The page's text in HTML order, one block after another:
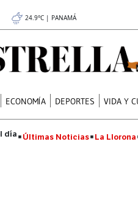
24.9°C | PANAMÁ
ECONOMÍA DEPORTES VIDA Y
Últimas Noticias La Llorona